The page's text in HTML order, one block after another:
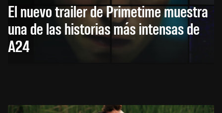
El nuevo trailer de Primetime muestra
una de las historias más intensas de
A24